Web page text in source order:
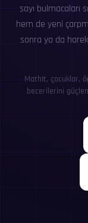
sayı
hem de yeni
sonra ya da
MathIt, çocuklar,
becerilerini